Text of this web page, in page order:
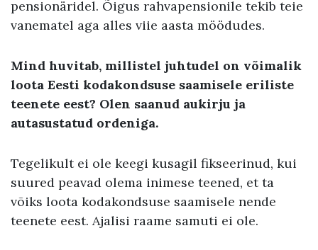
pensionäridel. Õigus rahvapensionile tekib teie
vanematel aga alles viie aasta möödudes.
Mind huvitab, millistel juhtudel on võimalik
loota Eesti kodakondsuse saamisele eriliste
teenete eest? Olen saanud aukirju ja
autasustatud ordeniga.
Tegelikult ei ole keegi kusagil fikseerinud, kui
suured peavad olema inimese teened, et ta
võiks loota kodakondsuse saamisele nende
teenete eest. Ajalisi raame samuti ei ole.